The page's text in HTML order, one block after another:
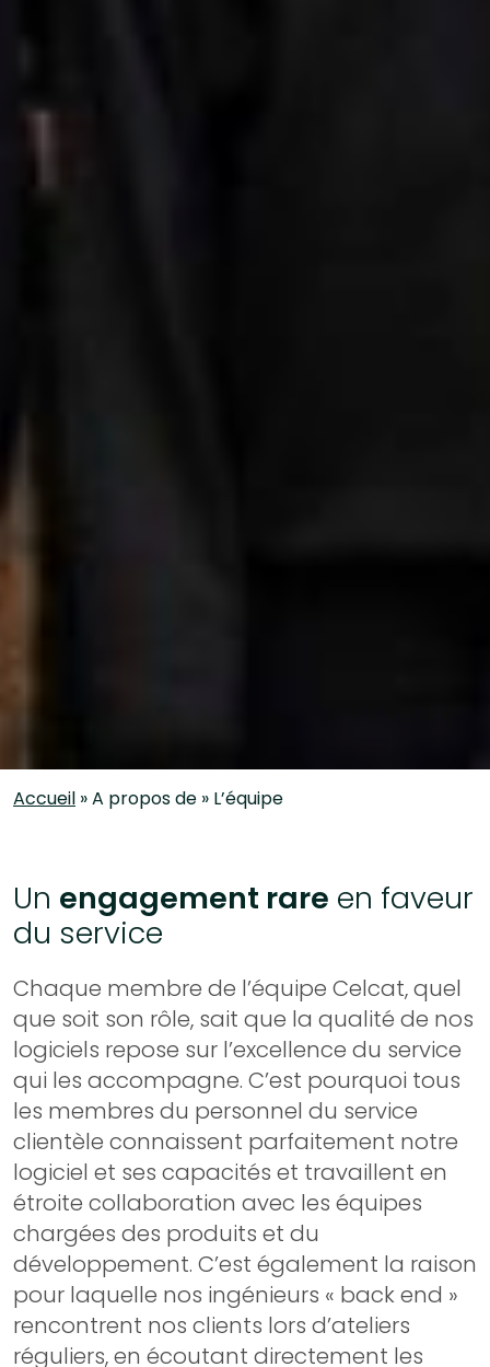
Accueil »A propos de » L’équipe
Un engagement rare en faveur
du service
Chaque membre de l’équipe Celcat, quel
que soit son rôle, sait que la qualité de nos
logiciels repose sur l’excellence du service
qui les accompagne. C’est pourquoi tous
les membres du personnel du service
clientèle connaissent parfaitement notre
logiciel et ses capacités et travaillent en
étroite collaboration avec les équipes
chargées des produits et du
développement. C’est également la raison
pour laquelle nos ingénieurs « back end »
rencontrent nos clients lors d’ateliers
réguliers, en écoutant directement les